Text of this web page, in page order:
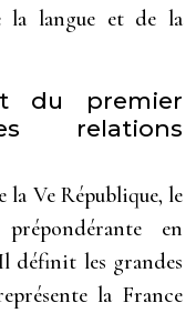
la langue et de la
du premier
relations
Ve République, le
en
définit les grandes
la France